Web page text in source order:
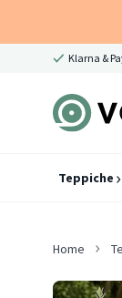
Klarna &
Teppiche
Home